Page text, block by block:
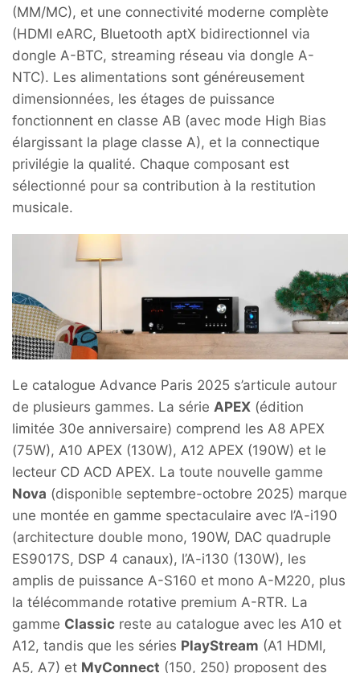
(MM/MC), et une connectivité moderne complète
(HDMI eARC, Bluetooth aptX bidirectionnel via
dongle A-BTC, streaming réseau via dongle A-
NTC). Les alimentations sont généreusement
dimensionnées, les étages de puissance
fonctionnent en classe AB (avec mode High Bias
élargissant la plage classe A), et la connectique
privilégie la qualité. Chaque composant est
sélectionné pour sa contribution à la restitution
musicale.
Le catalogue Advance Paris 2025 s’articule autour
de plusieurs gammes. La série APEX (édition
limitée 30e anniversaire) comprend les A8 APEX
(75W), A10 APEX (130W), A12 APEX (190W) et le
lecteur CD ACD APEX. La toute nouvelle gamme
Nova (disponible septembre-octobre 2025) marque
une montée en gamme spectaculaire avec l’A-i190
(architecture double mono, 190W, DAC quadruple
ES9017S, DSP 4 canaux), l’A-i130 (130W), les
amplis de puissance A-S160 et mono A-M220, plus
la télécommande rotative premium A-RTR. La
gamme Classic reste au catalogue avec les A10 et
A12, tandis que les séries PlayStream (A1 HDMI,
A5, A7) et MyConnect (150, 250) proposent des